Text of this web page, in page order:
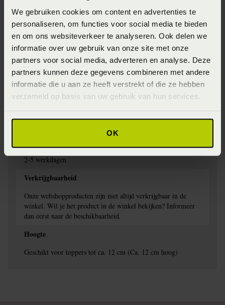
We gebruiken cookies om content en advertenties te
personaliseren, om functies voor social media te bieden
en om ons websiteverkeer te analyseren. Ook delen we
informatie over uw gebruik van onze site met onze
partners voor social media, adverteren en analyse. Deze
partners kunnen deze gegevens combineren met andere
informatie die u aan ze heeft verstrekt of die ze hebben
verzameld op basis van uw gebruik van hun services.
OK
Jersey
Specifiek materiaal
97% Katoen, 3% elestan
Afwerking
Elastiek rondom
Wasbaar op 60 graden
2-5 werkdagen
Verkrijgbaarheid
Onze webshopproducten zijn niet altijd verkrijgbaar in de
winkel. Wil je het product in de winkel bekijken? Informeer
dan eerst naar de beschikbaarheid.
Hoogte
Geschikt voor toppers tot ca. 12 cm (Ca. 12 cm hoog)